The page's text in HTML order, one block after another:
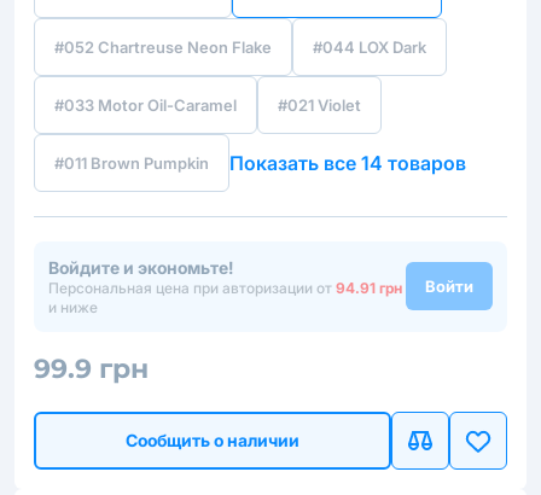
#052 Chartreuse Neon Flake #044 LOX Dark
#033 Motor Oil-Caramel #021 Violet
#011 Brown Pumpkin Показать все 14 товаров
Войдите и экономьте!
Персональная цена при авторизации от 94.91 грн
и ниже
Войти
99.9 грн
Сообщить о наличии